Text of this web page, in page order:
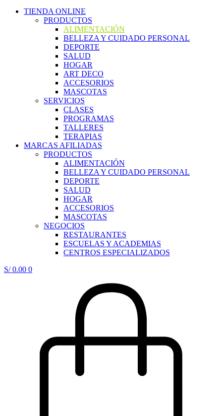
TIENDA ONLINE
PRODUCTOS
ALIMENTACIÓN
BELLEZA Y CUIDADO PERSONAL
DEPORTE
SALUD
HOGAR
ART DECO
ACCESORIOS
MASCOTAS
SERVICIOS
CLASES
PROGRAMAS
TALLERES
TERAPIAS
MARCAS AFILIADAS
PRODUCTOS
ALIMENTACIÓN
BELLEZA Y CUIDADO PERSONAL
DEPORTE
SALUD
HOGAR
ACCESORIOS
MASCOTAS
NEGOCIOS
RESTAURANTES
ESCUELAS Y ACADEMIAS
CENTROS ESPECIALIZADOS
S/0.00 0